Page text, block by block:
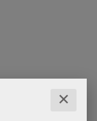
✕